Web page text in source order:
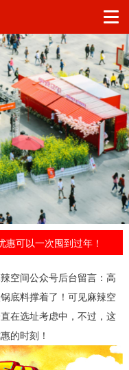
可以一次囤到过年！
空间公众号后台留言：高
底料撑着了！可见麻辣空
在选址考虑中，不过，这
的时刻！